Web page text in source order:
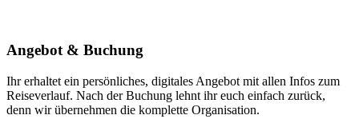
Angebot & Buchung
Ihr erhaltet ein persönliches, digitales Angebot mit allen Infos zum
Reiseverlauf. Nach der Buchung lehnt ihr euch einfach zurück,
denn wir übernehmen die komplette Organisation.